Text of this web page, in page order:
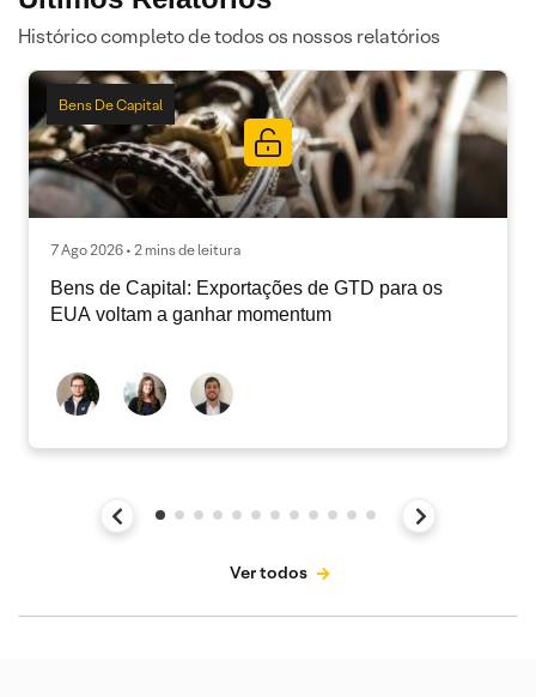
Histórico completo de todos os nossos relatórios
Ver todos
Bens De Capital
7 Ago 2026 • 2 mins de leitura
Bens de Capital: Exportações de GTD para os
EUA voltam a ganhar momentum